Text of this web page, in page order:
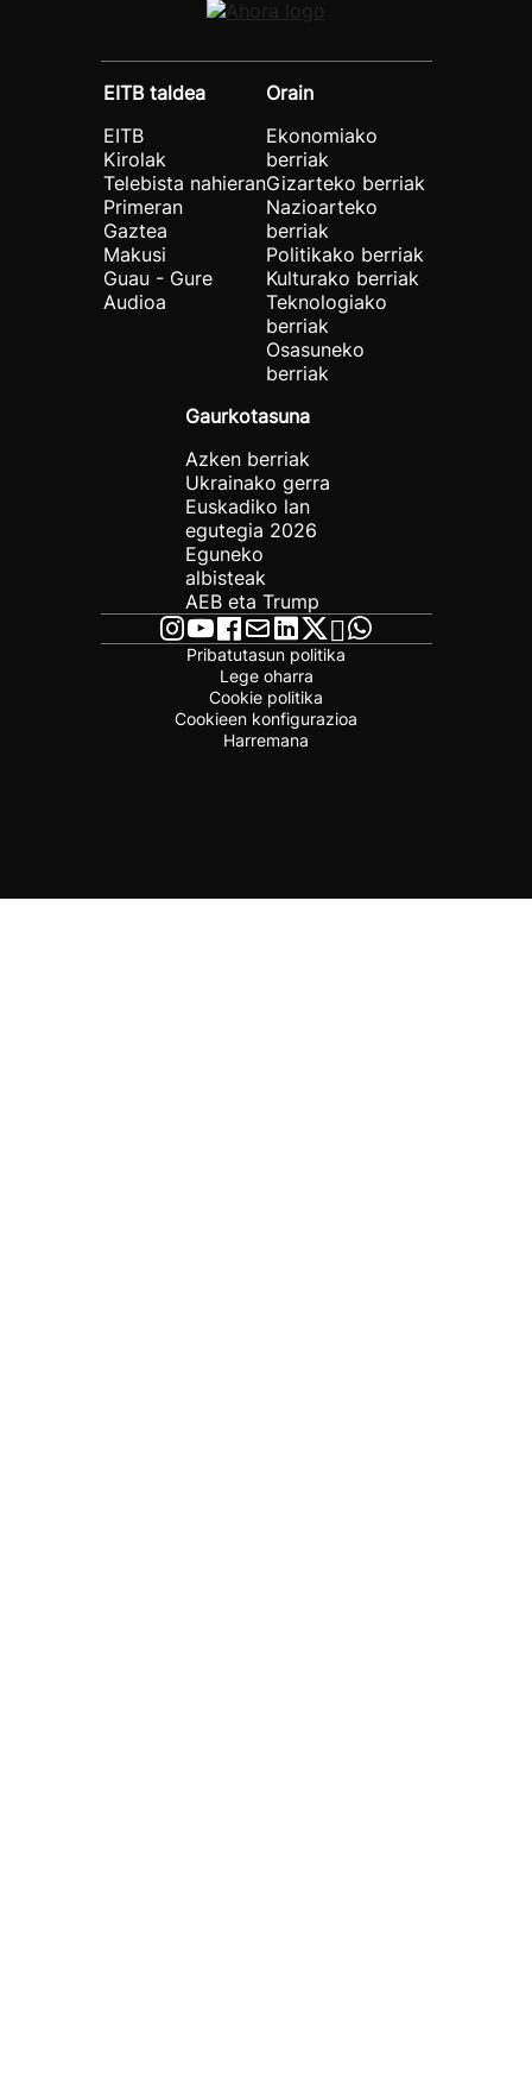
EITB taldea
EITB
Kirolak
Telebista nahieran
Primeran
Gaztea
Makusi
Guau - Gure
Audioa
Orain
Ekonomiako
berriak
Gizarteko berriak
Nazioarteko
berriak
Politikako berriak
Kulturako berriak
Teknologiako
berriak
Osasuneko
berriak
Gaurkotasuna
Azken berriak
Ukrainako gerra
Euskadiko lan
egutegia 2026
Eguneko
albisteak
AEB eta Trump
Pribatutasun politika
Lege oharra
Cookie politika
Cookieen konfigurazioa
Harremana